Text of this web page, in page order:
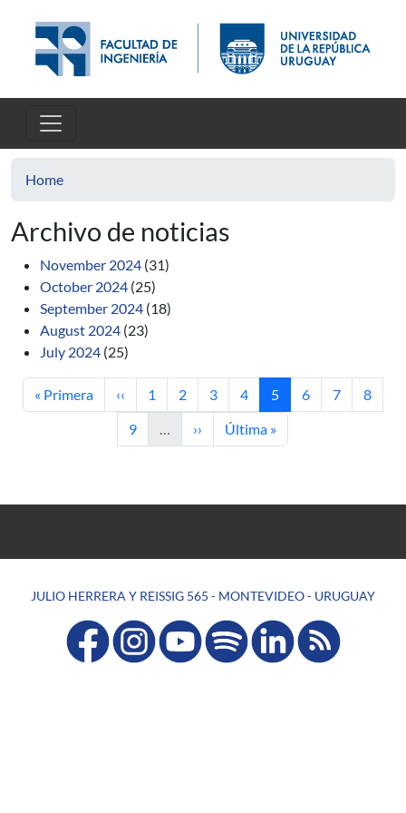
Home
Archivo de noticias
November 2024 (31)
October 2024 (25)
September 2024 (18)
August 2024 (23)
July 2024 (25)
First page
« Primera Previous page
‹‹ Page
1 Page
2 Page
3 Page
4 Current page
5 Page
6 Page
7 Page
8
Page
9 … Next page
›› Last page
Última »
JULIO HERRERA Y REISSIG 565 - MONTEVIDEO - URUGUAY